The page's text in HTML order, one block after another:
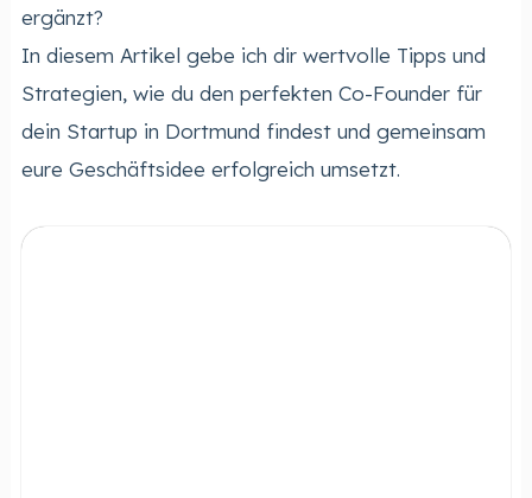
ergänzt?
In diesem Artikel gebe ich dir wertvolle Tipps und
Strategien, wie du den perfekten Co-Founder für
dein Startup in Dortmund findest und gemeinsam
eure Geschäftsidee erfolgreich umsetzt.